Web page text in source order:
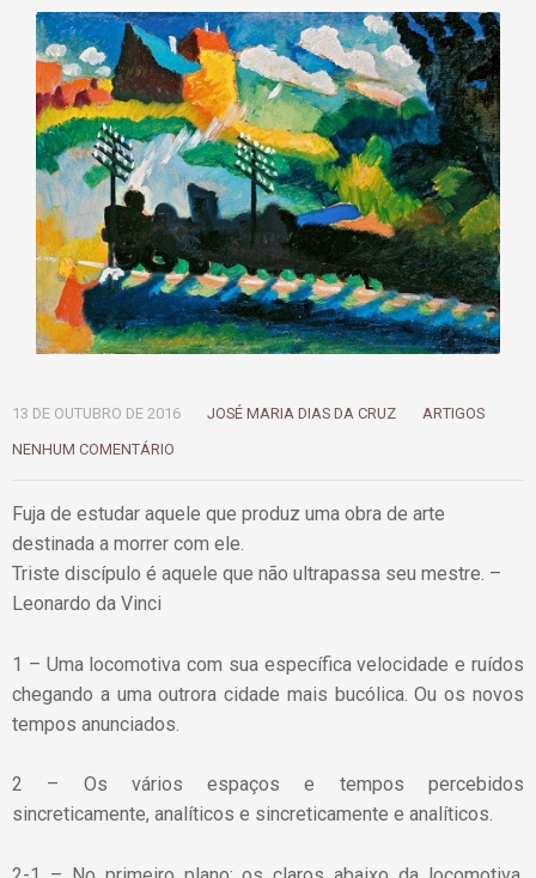
13 DE OUTUBRO DE 2016 JOSÉ MARIA DIAS DA CRUZ
ARTIGOS
NENHUM COMENTÁRIO
Fuja de estudar aquele que produz uma obra de arte
destinada a morrer com ele.
Triste discípulo é aquele que não ultrapassa seu mestre. –
Leonardo da Vinci
1 – Uma locomotiva com sua específica velocidade e ruídos
chegando a uma outrora cidade mais bucólica. Ou os novos
tempos anunciados.
2 – Os vários espaços e tempos percebidos
sincreticamente, analíticos e sincreticamente e analíticos.